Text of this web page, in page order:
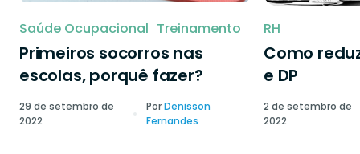
Saúde Ocupacional Treinamento
Primeiros socorros nas
escolas, porquê fazer?
29 de setembro de
2022
PorDenisson
Fernandes
RH
Como
e DP
2 de setembro de
2022